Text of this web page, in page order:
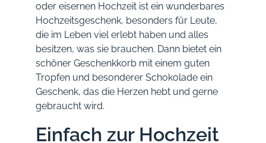
oder eisernen Hochzeit ist ein wunderbares
Hochzeitsgeschenk, besonders für Leute,
die im Leben viel erlebt haben und alles
besitzen, was sie brauchen. Dann bietet ein
schöner Geschenkkorb mit einem guten
Tropfen und besonderer Schokolade ein
Geschenk, das die Herzen hebt und gerne
gebraucht wird.
Einfach zur Hochzeit